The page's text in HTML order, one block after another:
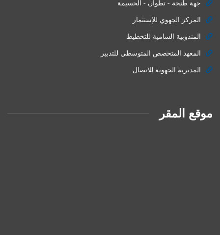
جهة طنجة - تطوان - الحسيمة
المركز الجهوي للإستثمار
المندوبية السامية للتخطيط
المعهد المتخصص المتوسطي للتدبير
المديرية الجهوية للاتصال
موقع المقر